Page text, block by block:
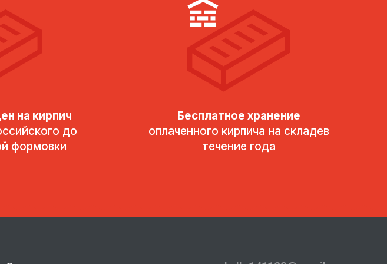
на кирпич
до
формовки
Бесплатное хранение
оплаченного кирпича на складев
течение года